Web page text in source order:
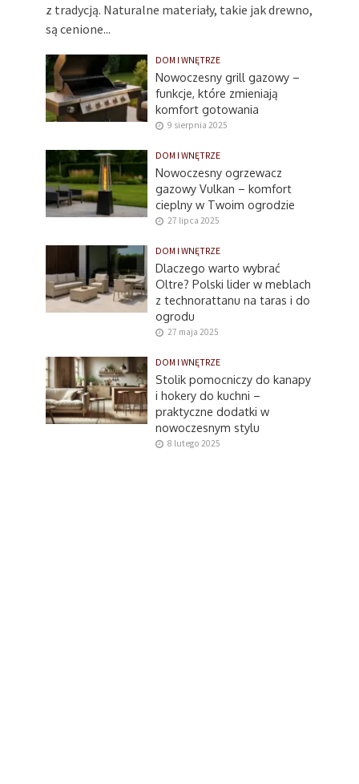
z tradycją. Naturalne materiały, takie jak drewno,
są cenione...
DOM I WNĘTRZE
Nowoczesny grill gazowy –
funkcje, które zmieniają
komfort gotowania
9 sierpnia 2025
DOM I WNĘTRZE
Nowoczesny ogrzewacz
gazowy Vulkan – komfort
cieplny w Twoim ogrodzie
27 lipca 2025
DOM I WNĘTRZE
Dlaczego warto wybrać
Oltre? Polski lider w meblach
z technorattanu na taras i do
ogrodu
27 maja 2025
DOM I WNĘTRZE
Stolik pomocniczy do kanapy
i hokery do kuchni –
praktyczne dodatki w
nowoczesnym stylu
8 lutego 2025